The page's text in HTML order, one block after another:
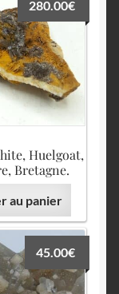
Huelgoat,
Bretagne.
280.00€
au panier
45.00€